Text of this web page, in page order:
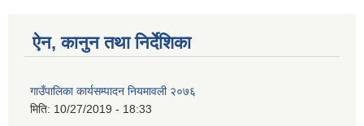
ऐन, कानुन तथा निर्देशिका
गाउँपालिका कार्यसम्पादन नियमावली २०७६
मिति: 10/27/2019 - 18:33